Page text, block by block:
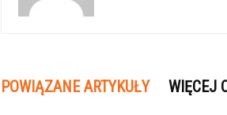
POWIĄZANE ARTYKUŁY WIĘCEJ